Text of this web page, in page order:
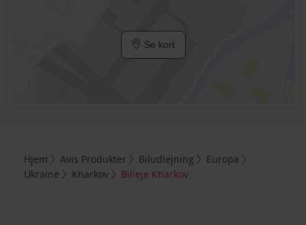
Se kort
Hjem Avis Produkter Biludlejning
Europa
Ukraine
Kharkov Billeje Kharkov